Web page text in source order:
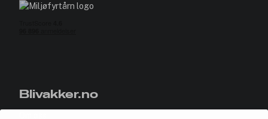
Blivakker.no